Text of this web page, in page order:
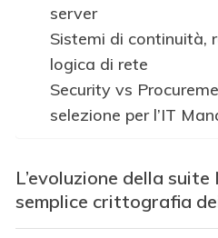
server
Sistemi di continuità,
logica di rete
Security vs
selezione per l’IT
L’evoluzione della
semplice crittografia